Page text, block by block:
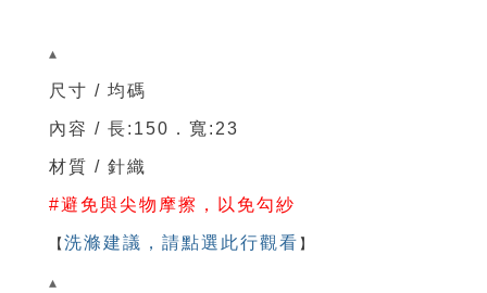
▴
尺寸 / 均碼
內容 / 長:150．寬:23
材質 / 針織
#避免與尖物摩擦，以免勾紗
【洗滌建議，請點選此行觀看】
▴